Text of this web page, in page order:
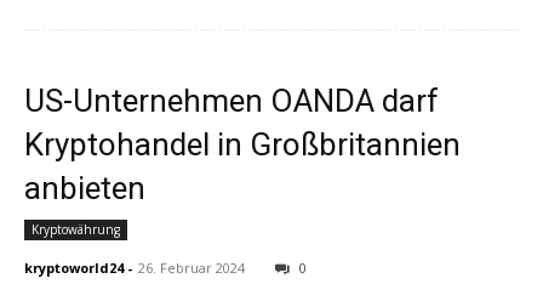
US-Unternehmen OANDA darf
Kryptohandel in Großbritannien
anbieten
Kryptowährung
kryptoworld24 - 26. Februar 2024 0